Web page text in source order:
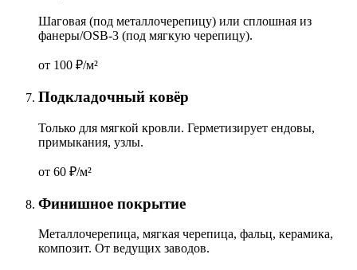
Шаговая (под металлочерепицу) или сплошная из
фанеры/OSB-3 (под мягкую черепицу).
от 100 ₽/м²
Подкладочный ковёр
Только для мягкой кровли. Герметизирует ендовы,
примыкания, узлы.
от 60 ₽/м²
Финишное покрытие
Металлочерепица, мягкая черепица, фальц, керамика,
композит. От ведущих заводов.